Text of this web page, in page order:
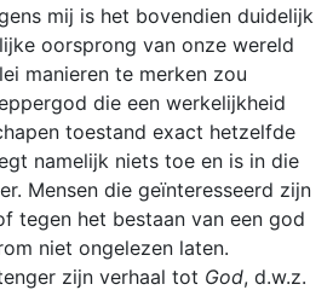
mij is het bovendien duidelijk
oorsprong van onze wereld
manieren te merken zou
die een werkelijkheid
toestand exact hetzelfde
namelijk niets toe en is in die
Mensen die geïnteresseerd zijn
tegen het bestaan van een god
niet ongelezen laten.
zijn verhaal tot God, d.w.z.